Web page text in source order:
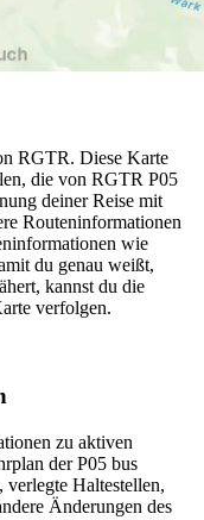
RGTR. Diese Karte
die von RGTR P05
deiner Reise mit
Routeninformationen
wie
du genau weißt,
kannst du die
verfolgen.
zu aktiven
der P05 bus
Haltestellen,
Änderungen des